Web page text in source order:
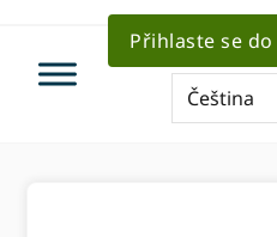
Přihlaste se do